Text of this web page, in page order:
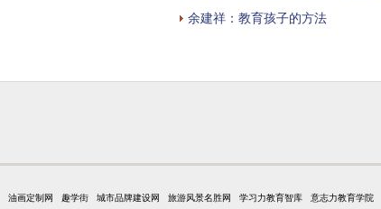
余建祥：教育孩子的方法
油画定制网 趣学街 城市品牌建设网 旅游风景名胜网 学习力教育智库 意志力教育学院